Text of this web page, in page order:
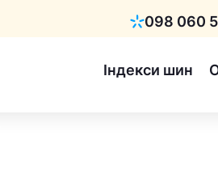
098 060
Київстар
Індекси шин